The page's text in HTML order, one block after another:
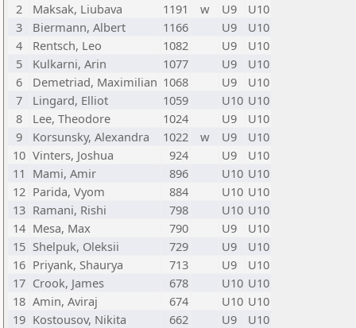
2
Maksak, Liubava 1191 w U9
U10
3
Biermann, Albert 1166 U9
U10
4
Rentsch, Leo 1082 U9
U10
5
Kulkarni, Arin 1077 U9
U10
6
Demetriad, Maximilian 1068 U9
U10
7
Lingard, Elliot 1059 U10 U10
8
Lee, Theodore 1024 U9
U10
9
Korsunsky, Alexandra 1022 w U9
U10
10 Vinters, Joshua 924 U9
U10
11 Mami, Amir 896 U10 U10
12 Parida, Vyom 884 U10 U10
13 Ramani, Rishi 798 U10 U10
14 Mesa, Max 790 U9
U10
15 Shelpuk, Oleksii 729 U9
U10
16 Priyank, Shaurya 713 U9
U10
17 Crook, James 678 U10 U10
18 Amin, Aviraj 674 U10 U10
19 Kostousov, Nikita 662 U9
U10